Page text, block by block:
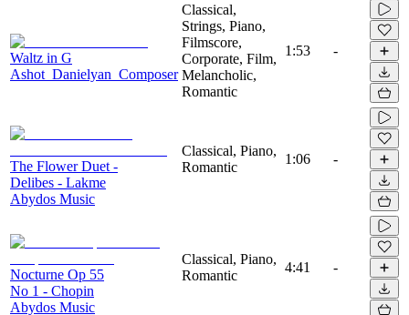
Waltz in G
Ashot_Danielyan_Composer
Classical,
Strings, Piano,
Filmscore,
Corporate, Film,
Melancholic,
Romantic
1:53 -
The Flower Duet -
Delibes - Lakme
Abydos Music
Classical, Piano,
Romantic
1:06 -
Nocturne Op 55
No 1 - Chopin
Abydos Music
Classical, Piano,
Romantic
4:41 -